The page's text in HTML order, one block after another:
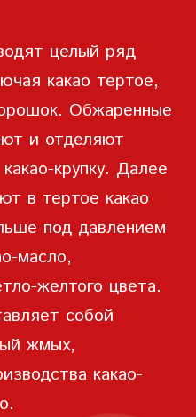
который смог
из какао-бобов,
Вплоть до 1828
и
них шоколадный
когда
Йоханнес ван
для какао-
позволило
какао-масло и
тем самым
целый ряд
какао тертое,
Обжаренные
и отделяют
крупку. Далее
в тертое какао
под давлением
масло,
желтого цвета.
собой
жмых,
какао-